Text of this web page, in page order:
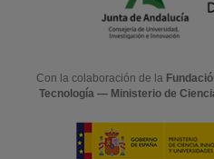
Con la colaboración de la
Tecnología — Ministerio de